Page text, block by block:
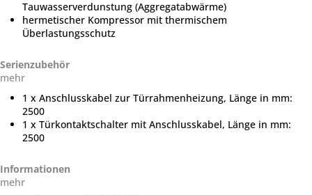
Tauwasserverdunstung (Aggregatabwärme)
hermetischer Kompressor mit thermischem
Überlastungsschutz
Serienzubehör
mehr
1 x Anschlusskabel zur Türrahmenheizung, Länge in mm:
2500
1 x Türkontaktschalter mit Anschlusskabel, Länge in mm:
2500
Informationen
mehr